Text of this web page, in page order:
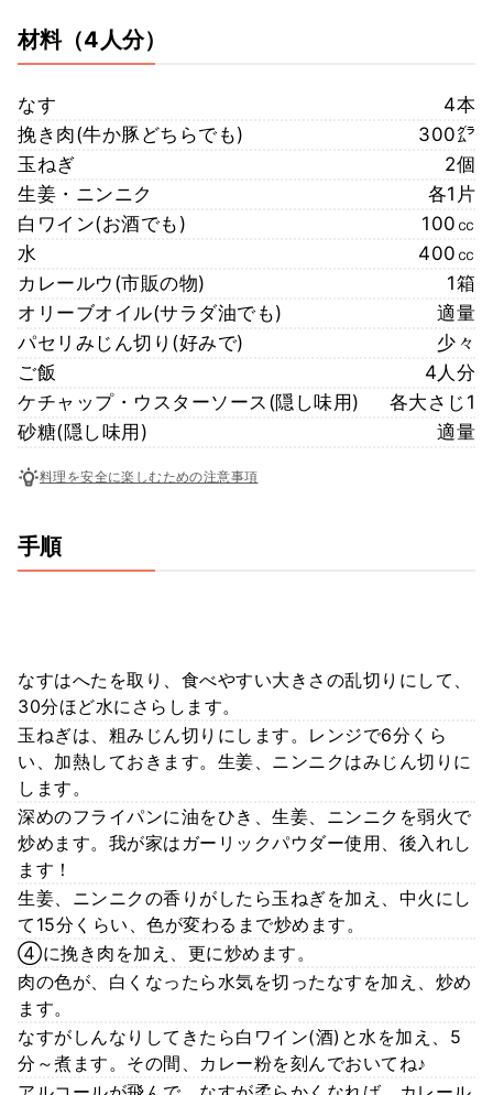
材料（4人分）
なす
4本
挽き肉(牛か豚どちらでも)
300㌘
玉ねぎ
2個
生姜・ニンニク
各1片
白ワイン(お酒でも)
100㏄
水
400㏄
カレールウ(市販の物)
1箱
オリーブオイル(サラダ油でも)
適量
パセリみじん切り(好みで)
少々
ご飯
4人分
ケチャップ・ウスターソース(隠し味用)
各大さじ1
砂糖(隠し味用)
適量
料理を安全に楽しむための注意事項
手順
なすはへたを取り、食べやすい大きさの乱切りにして、
30分ほど水にさらします。
玉ねぎは、粗みじん切りにします。レンジで6分くら
い、加熱しておきます。生姜、ニンニクはみじん切りに
します。
深めのフライパンに油をひき、生姜、ニンニクを弱火で
炒めます。我が家はガーリックパウダー使用、後入れし
ます！
生姜、ニンニクの香りがしたら玉ねぎを加え、中火にし
て15分くらい、色が変わるまで炒めます。
④に挽き肉を加え、更に炒めます。
肉の色が、白くなったら水気を切ったなすを加え、炒め
ます。
なすがしんなりしてきたら白ワイン(酒)と水を加え、5
分～煮ます。その間、カレー粉を刻んでおいてね♪